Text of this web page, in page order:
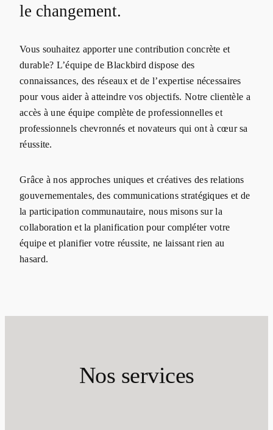
le changement.
Vous souhaitez apporter une contribution concrète et
durable? L’équipe de Blackbird dispose des
connaissances, des réseaux et de l’expertise nécessaires
pour vous aider à atteindre vos objectifs. Notre clientèle a
accès à une équipe complète de professionnelles et
professionnels chevronnés et novateurs qui ont à cœur sa
réussite.
Grâce à nos approches uniques et créatives des relations
gouvernementales, des communications stratégiques et de
la participation communautaire, nous misons sur la
collaboration et la planification pour compléter votre
équipe et planifier votre réussite, ne laissant rien au
hasard.
Nos services